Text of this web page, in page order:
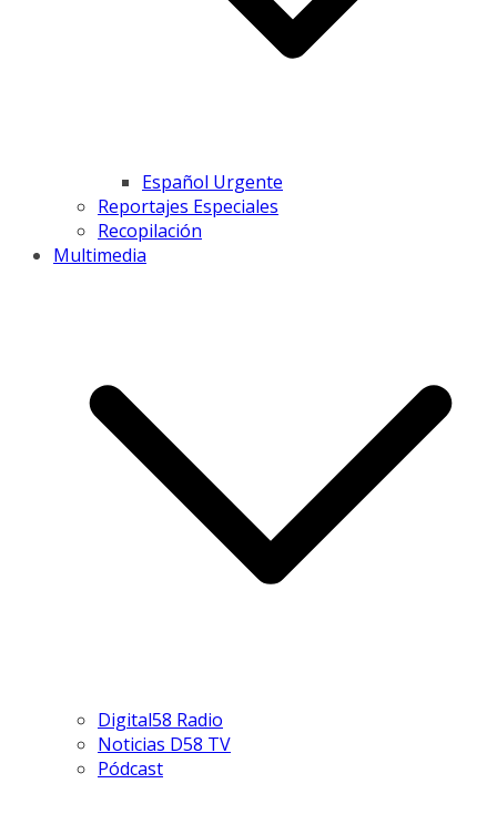
Español Urgente
Reportajes Especiales
Recopilación
Multimedia
Digital58 Radio
Noticias D58 TV
Pódcast